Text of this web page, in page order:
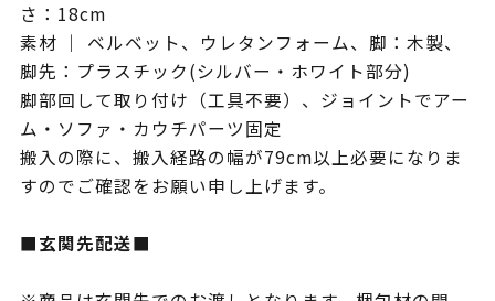
さ：18cm
素材 ｜ ベルベット、ウレタンフォーム、脚：木製、
脚先：プラスチック(シルバー・ホワイト部分)
脚部回して取り付け（工具不要）、ジョイントでアー
ム・ソファ・カウチパーツ固定
搬入の際に、搬入経路の幅が79cm以上必要になりま
すのでご確認をお願い申し上げます。
■玄関先配送■